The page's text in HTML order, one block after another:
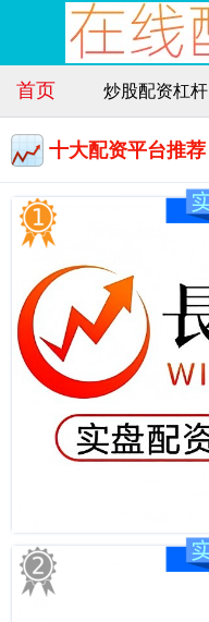
首页 炒股配资杠杆
十大配资平台推荐